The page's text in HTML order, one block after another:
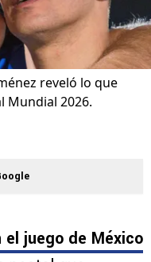
reveló lo que
Mundial 2026.
el juego de México